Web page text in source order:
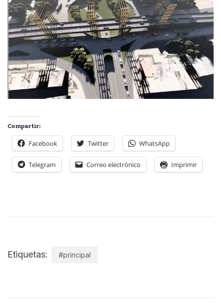
Compartir:
Facebook Twitter WhatsApp
Telegram Correo electrónico Imprimir
Etiquetas: #principal